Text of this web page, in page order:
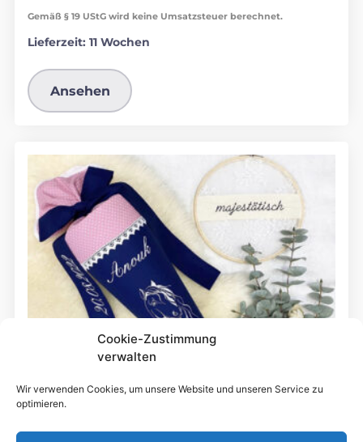
Cookie-Zustimmung
verwalten
Wir verwenden Cookies, um unsere Website und unseren Service zu
optimieren.
Gemäß § 19 UStG wird keine Umsatzsteuer berechnet.
Lieferzeit: 11 Wochen
Ansehen